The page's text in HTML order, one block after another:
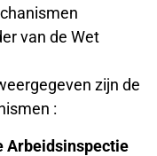
van de Wet
zijn de
:
Arbeidsinspectie